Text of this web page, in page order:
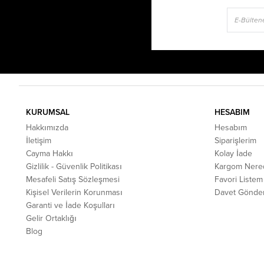
KURUMSAL
Hakkımızda
İletişim
Cayma Hakkı
Gizlilik - Güvenlik Politikası
Mesafeli Satış Sözleşmesi
Kişisel Verilerin Korunması
Garanti ve İade Koşulları
Gelir Ortaklığı
Blog
HESABIM
Hesabım
Siparişlerim
Kolay İade
Kargom
Favori Listem
Davet